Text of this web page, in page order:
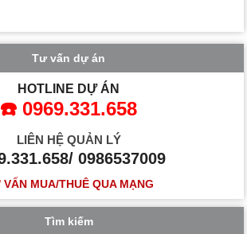
Tư vấn dự án
HOTLINE DỰ ÁN
☎️ 0969.331.658
LIÊN HỆ QUẢN LÝ
0986537009
VẤN MUA/THUÊ QUA MẠNG
Tìm kiếm